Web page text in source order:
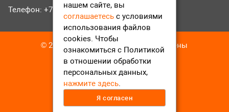
Телефон: +7 (496) 551-04-95
© 2016-2023 ТВР24 Все права защищены
нашем сайте, вы
соглашаетесь с условиями
использования файлов
cookies. Чтобы
ознакомиться с Политикой
в отношении обработки
персональных данных,
нажмите здесь.
Я согласен